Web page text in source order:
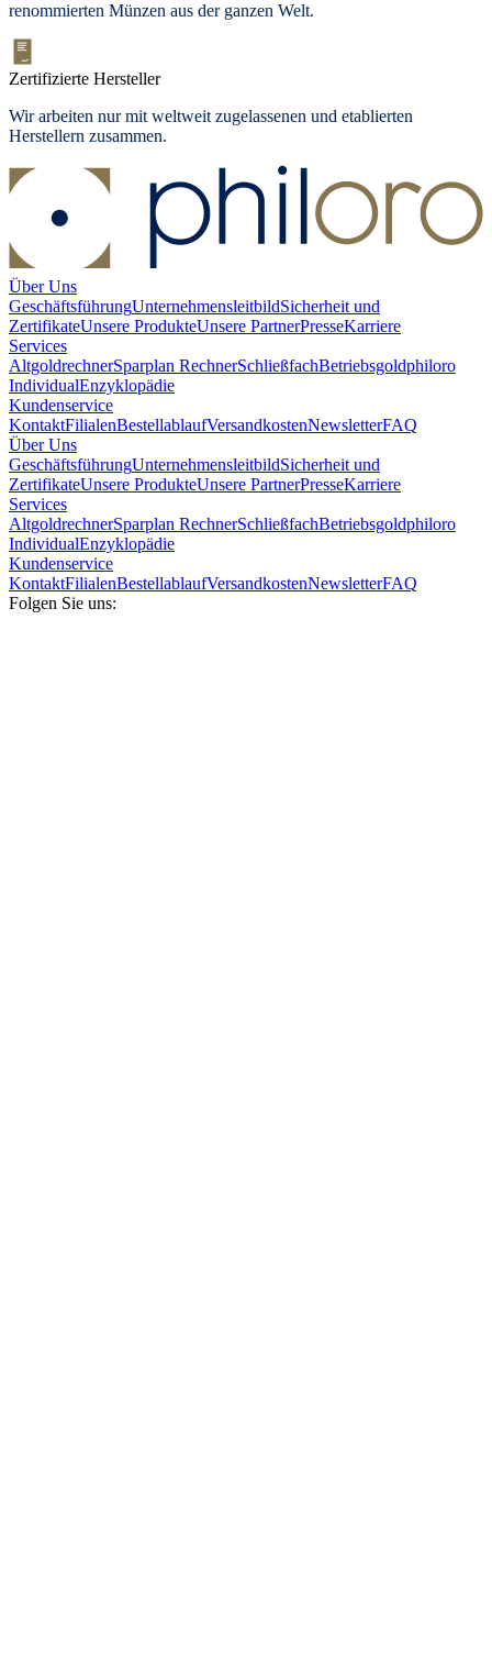
renommierten Münzen aus der ganzen Welt.
Zertifizierte Hersteller
Wir arbeiten nur mit weltweit zugelassenen und etablierten
Herstellern zusammen.
Über Uns
GeschäftsführungUnternehmensleitbildSicherheit und
ZertifikateUnsere ProdukteUnsere PartnerPresseKarriere
Services
AltgoldrechnerSparplan RechnerSchließfachBetriebsgoldphiloro
IndividualEnzyklopädie
Kundenservice
KontaktFilialenBestellablaufVersandkostenNewsletterFAQ
Über Uns
GeschäftsführungUnternehmensleitbildSicherheit und
ZertifikateUnsere ProdukteUnsere PartnerPresseKarriere
Services
AltgoldrechnerSparplan RechnerSchließfachBetriebsgoldphiloro
IndividualEnzyklopädie
Kundenservice
KontaktFilialenBestellablaufVersandkostenNewsletterFAQ
Folgen Sie uns: